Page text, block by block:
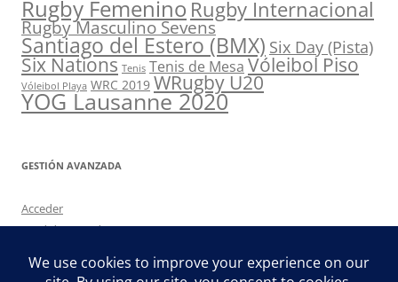
Rugby FemeninoRugby Internacional
Rugby Masculino Sevens
Santiago del Estero (BMX) Six Day (Pista)
Six Nations Tenis Tenis de Mesa Vóleibol Piso
Vóleibol Playa WRC 2019 WRugby U20
YOG Lausanne 2020
GESTIÓN AVANZADA
Acceder
Feed de entradas
WordPress.org